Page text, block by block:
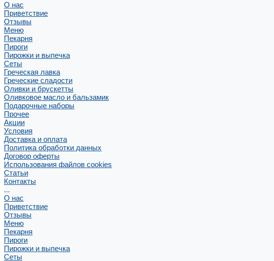
О нас
Приветствие
Отзывы
Меню
Пекарня
Пироги
Пирожки и выпечка
Сеты
Греческая лавка
Греческие сладости
Оливки и брускетты
Оливковое масло и бальзамик
Подарочные наборы
Прочее
Акции
Условия
Доставка и оплата
Политика обработки данных
Договор оферты
Использования файлов cookies
Статьи
Контакты
...
О нас
Приветствие
Отзывы
Меню
Пекарня
Пироги
Пирожки и выпечка
Сеты